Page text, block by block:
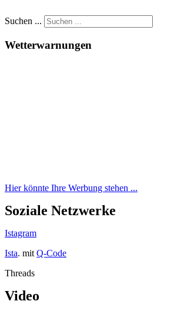
Suchen ...
Wetterwarnungen
Hier könnte Ihre Werbung stehen ...
Soziale Netzwerke
Istagram
Ista. mit Q-Code
Threads
Video